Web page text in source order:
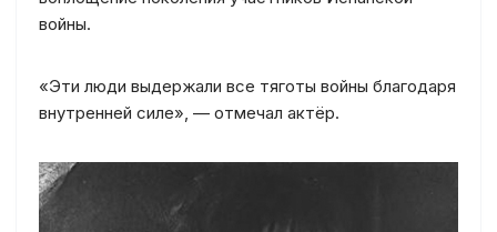
войны.
«Эти люди выдержали все тяготы войны благодаря
внутренней силе», — отмечал актёр.